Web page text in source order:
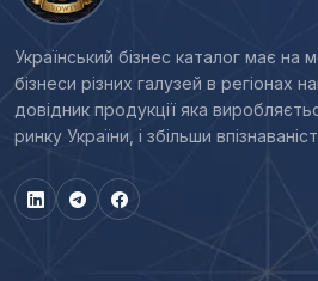
Український бізнес каталог має на
бізнеси різних галузей в регіонах
довідник продукції яка
ринку України, і збільши